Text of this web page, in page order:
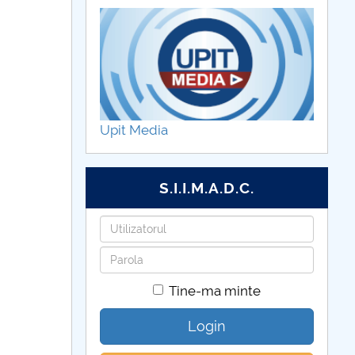
Upit Media
S.I.I.M.A.D.C.
Utilizatorul
Parola
Tine-ma minte
Login